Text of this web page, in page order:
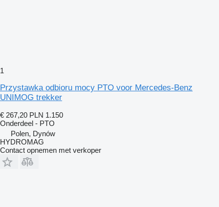
1
Przystawka odbioru mocy PTO voor Mercedes-Benz
UNIMOG trekker
€ 267,20 PLN 1.150
Onderdeel - PTO
Polen, Dynów
HYDROMAG
Contact opnemen met verkoper